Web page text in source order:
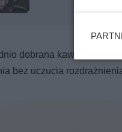
dobrana kawa to
bez uczucia